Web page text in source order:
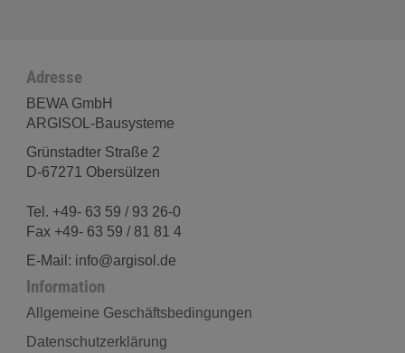
Adresse
BEWA GmbH
ARGISOL-Bausysteme
Grünstadter Straße 2
D-67271 Obersülzen
Tel. +49- 63 59 / 93 26-0
Fax +49- 63 59 / 81 81 4
E-Mail: info@argisol.de
Information
Allgemeine Geschäftsbedingungen
Datenschutzerklärung